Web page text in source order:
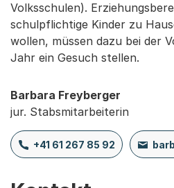
Volksschulen).
schulpflichtige Kinder zu
wollen, müssen dazu bei der
Jahr ein Gesuch stellen.
Barbara Freyberger
jur. Stabsmitarbeiterin
+41 61 267 85 92